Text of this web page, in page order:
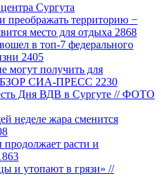
Сургута
преображать территорию −
место для отдыха 2868
в топ-7 федерального
2405
могут получить для
СИА-ПРЕСС 2230
Дня ВДВ в Сургуте // ФОТО
неделе жара сменится
расти и
и утопают в грязи» //